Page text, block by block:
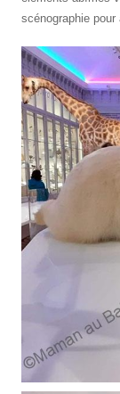
scénographie pour